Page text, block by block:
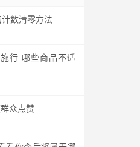
数清零方法
行 哪些商品不适
众点赞